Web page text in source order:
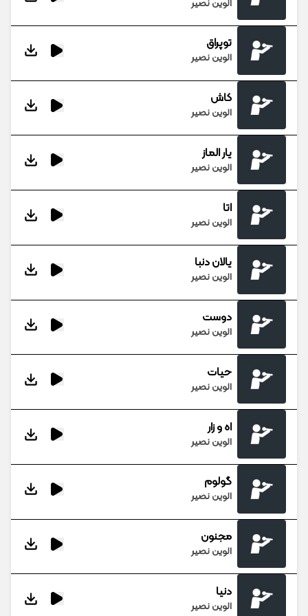
الوین نصیر
توپراق
الوین نصیر
کاش
الوین نصیر
یار الماز
الوین نصیر
اتا
الوین نصیر
یالان دنبا
الوین نصیر
دوست
الوین نصیر
حیات
الوین نصیر
اه و زار
الوین نصیر
گولوم
الوین نصیر
مجنون
الوین نصیر
دنیا
الوین نصیر